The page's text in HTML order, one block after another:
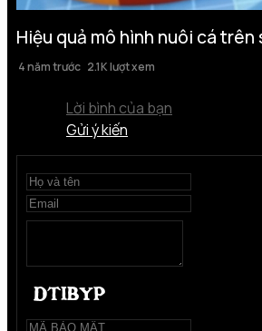
Hiệu quả mô hình nuôi cá trên
4 năm trước 2.1K lượt xem
Lời bình của bạn
Gửi ý kiến